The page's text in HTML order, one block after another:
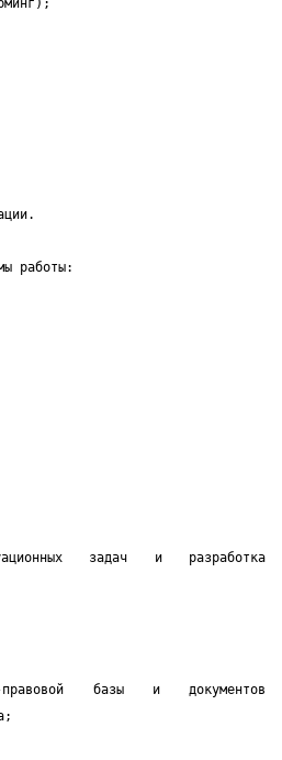
работы:
задач и разработка
правовой базы и документов